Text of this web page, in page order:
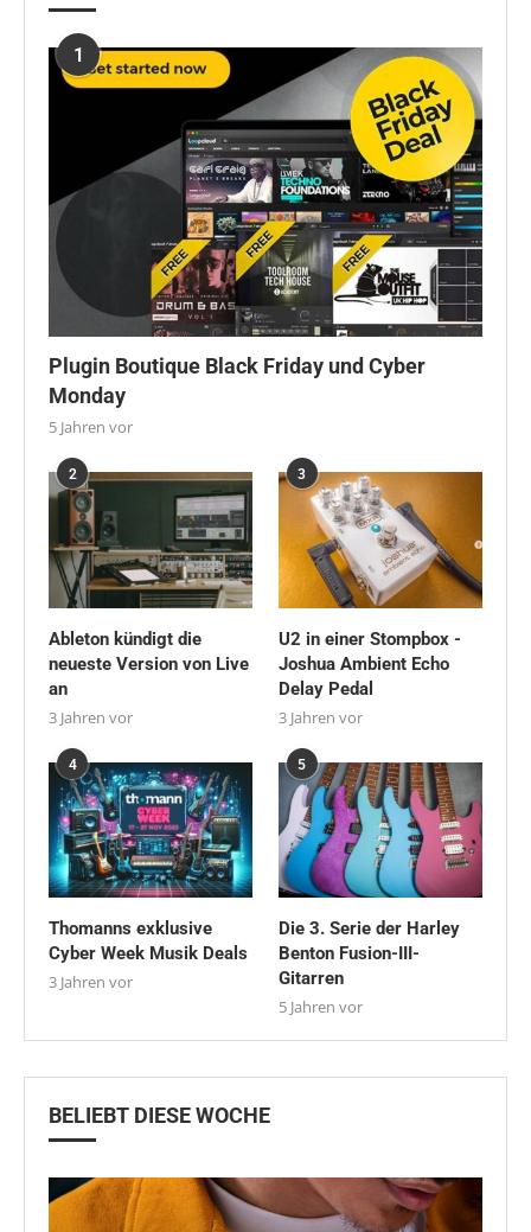
1
Plugin Boutique Black Friday und Cyber
Monday
5 Jahren vor
2
Ableton kündigt die
neueste Version von Live
an
3 Jahren vor
3
U2 in einer Stompbox -
Joshua Ambient Echo
Delay Pedal
3 Jahren vor
4
Thomanns exklusive
Cyber Week Musik Deals
3 Jahren vor
5
Die 3. Serie der Harley
Benton Fusion-III-
Gitarren
5 Jahren vor
BELIEBT DIESE WOCHE